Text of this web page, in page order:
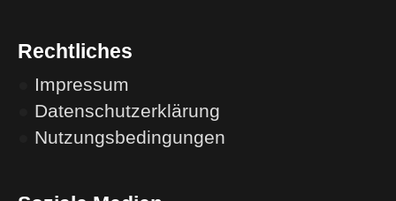
Rechtliches
Impressum
Datenschutzerklärung
Nutzungsbedingungen